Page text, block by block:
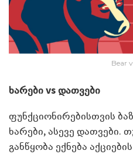
Bear
ხარებიvsდათვები
ფუნქციონირებისთვის
ხარები, ასევე დათვები.
განწყობა ექნება